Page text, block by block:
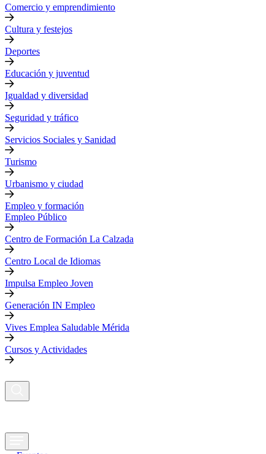
Comercio y emprendimiento
Cultura y festejos
Deportes
Educación y juventud
Igualdad y diversidad
Seguridad y tráfico
Servicios Sociales y Sanidad
Turismo
Urbanismo y ciudad
Empleo y formación
Empleo Público
Centro de Formación La Calzada
Centro Local de Idiomas
Impulsa Empleo Joven
Generación IN Empleo
Vives Emplea Saludable Mérida
Cursos y Actividades